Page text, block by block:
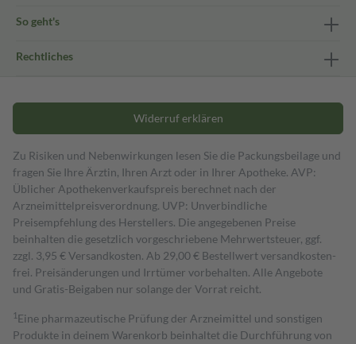
So geht's
Rechtliches
Widerruf erklären
Zu Risiken und Nebenwirkungen lesen Sie die Packungsbeilage und
fragen Sie Ihre Ärztin, Ihren Arzt oder in Ihrer Apotheke. AVP:
Üblicher Apothekenverkaufspreis berechnet nach der
Arzneimittelpreisverordnung. UVP: Unverbindliche
Preisempfehlung des Herstellers. Die angegebenen Preise
beinhalten die gesetzlich vorgeschriebene Mehrwertsteuer, ggf.
zzgl. 3,95 € Versandkosten. Ab 29,00 € Bestell­wert versand­kosten­
frei. Preisänderungen und Irrtümer vorbehalten. Alle Angebote
und Gratis-Beigaben nur solange der Vorrat reicht.
1 Eine pharmazeutische Prüfung der Arzneimittel und sonstigen
Produkte in deinem Warenkorb beinhaltet die Durchführung von